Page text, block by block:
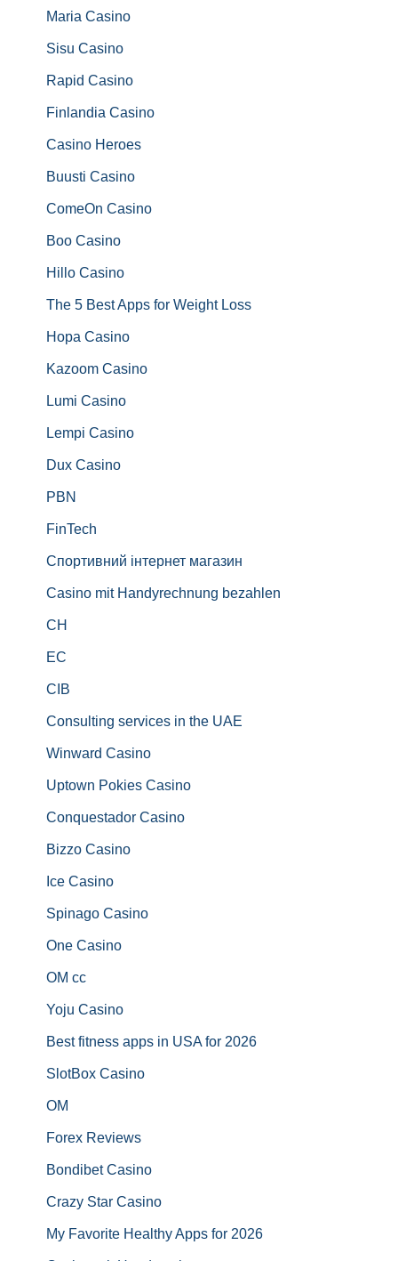
Maria Casino
Sisu Casino
Rapid Casino
Finlandia Casino
Casino Heroes
Buusti Casino
ComeOn Casino
Boo Casino
Hillo Casino
The 5 Best Apps for Weight Loss
Hopa Casino
Kazoom Casino
Lumi Casino
Lempi Casino
Dux Casino
PBN
FinTech
Спортивний інтернет магазин
Casino mit Handyrechnung bezahlen
CH
EC
CIB
Consulting services in the UAE
Winward Casino
Uptown Pokies Casino
Conquestador Casino
Bizzo Casino
Ice Casino
Spinago Casino
One Casino
OM cc
Yoju Casino
Best fitness apps in USA for 2026
SlotBox Casino
OM
Forex Reviews
Bondibet Casino
Crazy Star Casino
My Favorite Healthy Apps for 2026